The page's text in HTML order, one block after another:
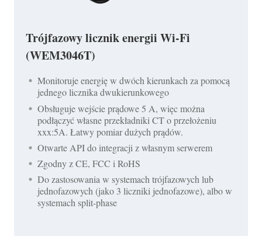
Trójfazowy licznik energii Wi-Fi
(WEM3046T)
Monitoruje energię w dwóch kierunkach za pomocą
jednego licznika dwukierunkowego
Obsługuje wejście prądowe 5 A, więc można
podłączyć własne przekładniki CT o przełożeniu
xxx:5A. Łatwy pomiar dużych prądów.
Otwarte API do integracji z własnym serwerem
Zgodny z CE, FCC i RoHS
Do zastosowania w systemach trójfazowych lub
jednofazowych (jako 3 liczniki jednofazowe), albo w
systemach split-phase